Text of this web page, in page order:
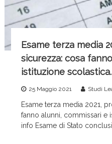
Esame terza media
sicurezza: cosa
istituzione
25 Maggio 2021 Studi
Esame terza media 2021,
fanno alunni, commissari e
info Esame di Stato